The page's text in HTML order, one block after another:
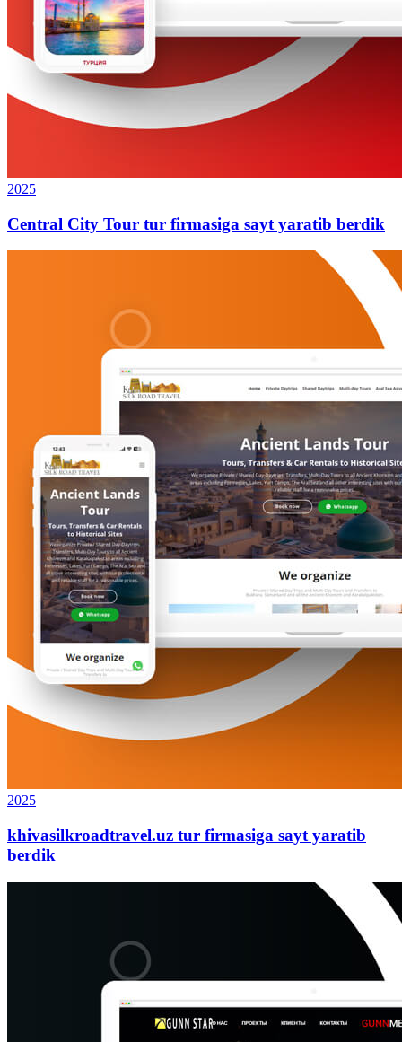
2025
Central City Tour tur firmasiga sayt yaratib berdik
2025
khivasilkroadtravel.uz tur firmasiga sayt yaratib
berdik